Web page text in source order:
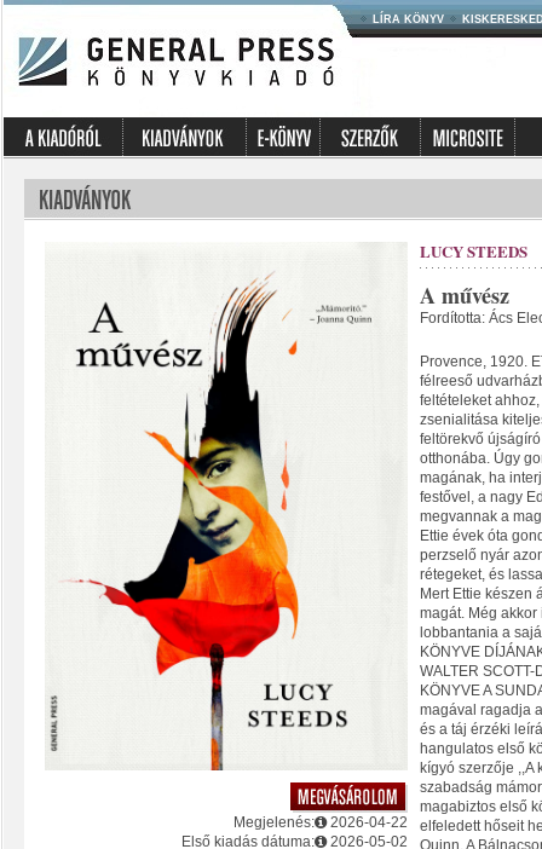
LÍRA KÖNYV
Megjelenés:
2026-04-22
Első kiadás dátuma:
2026-05-02
LUCY STEEDS
A művész
Fordította: Ács
Provence, 1920.
félreeső
feltételeket
zsenialitása
feltörekvő
otthonába. Úgy
magának, ha
festővel, a nagy
megvannak a
Ettie évek óta
perzselő nyár
rétegeket, és
Mert Ettie készen
magát. Még
lobbantania a
KÖNYVE
WALTER SCOTT-
KÖNYVE A
magával ragadja
és a táj érzéki
hangulatos első
kígyó szerzője ,,A
szabadság
magabiztos első
elfeledett hőseit
Quinn, A